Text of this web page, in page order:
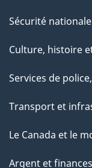
Sécurité
Culture, histoire
Services de
Transport et
Le Canada et le
Argent et finances